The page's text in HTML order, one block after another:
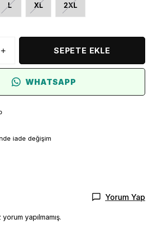
L XL 2XL
SEPETE EKLE
WHATSAPP
iade değişim
Yorum Yap
yapılmamış.